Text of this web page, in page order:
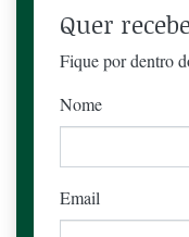
Quer
Fique por dentro
Nome
Email